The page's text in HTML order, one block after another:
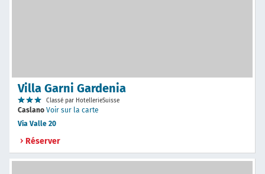
Villa Garni Gardenia
Classé par HotellerieSuisse
Caslano Voir sur la carte
Via Valle 20
Réserver